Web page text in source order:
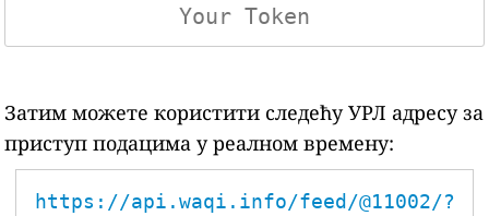
Затим можете користити следећу УРЛ адресу за
приступ подацима у реалном времену:
https://api.waqi.info/feed/@11002/?